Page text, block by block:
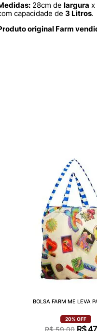
28cm de largura x
capacidade de 3 Litros.
original Farm
BOLSA FARM ME LEVA
20% OFF